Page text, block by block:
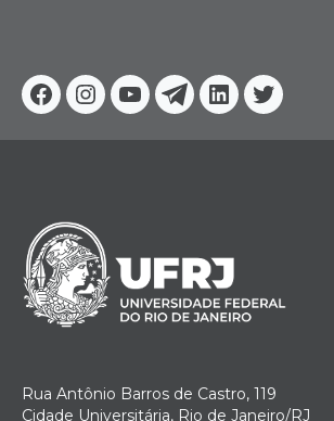
Facebook
Instagram
YoutubeTelegram
Linkedin
Twitter
Rua Antônio Barros de Castro, 119
Cidade Universitária, Rio de Janeiro/RJ